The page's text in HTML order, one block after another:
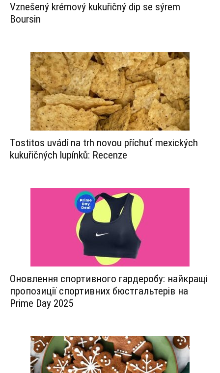
Vznešený krémový kukuřičný dip se sýrem
Boursin
Tostitos uvádí na trh novou příchuť mexických
kukuřičných lupínků: Recenze
Оновлення спортивного гардеробу: найкращі
пропозиції спортивних бюстгальтерів на
Prime Day 2025